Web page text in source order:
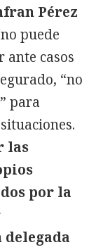
Pérez
puede
ante casos
“no
para
las
por la